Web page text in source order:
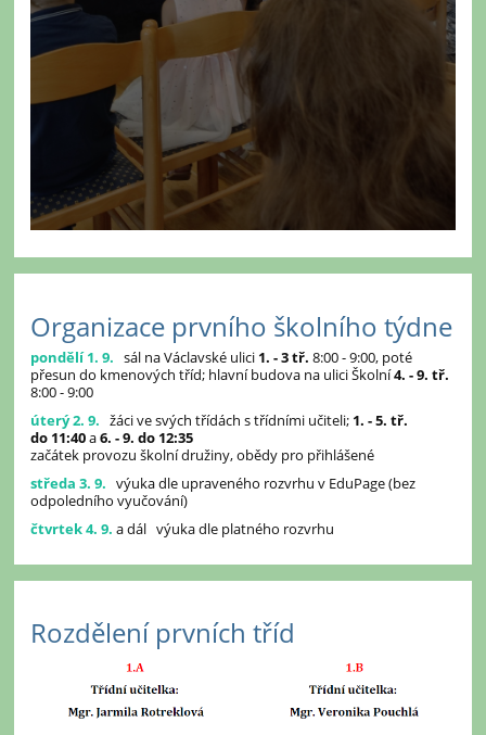
Organizace prvního školního týdne
pondělí 1. 9. sál na Václavské ulici 1. - 3 tř. 8:00 - 9:00, poté
přesun do kmenových tříd; hlavní budova na ulici Školní4. - 9. tř.
8:00 - 9:00
úterý 2. 9. žáci ve svých třídách s třídními učiteli; 1. - 5. tř.
do 11:40a6. - 9. do 12:35
začátek provozu školní družiny, obědy pro přihlášené
středa 3. 9. výuka dle upraveného rozvrhu v EduPage (bez
odpoledního vyučování)
čtvrtek 4. 9. a dál výuka dle platného rozvrhu
Rozdělení prvních tříd